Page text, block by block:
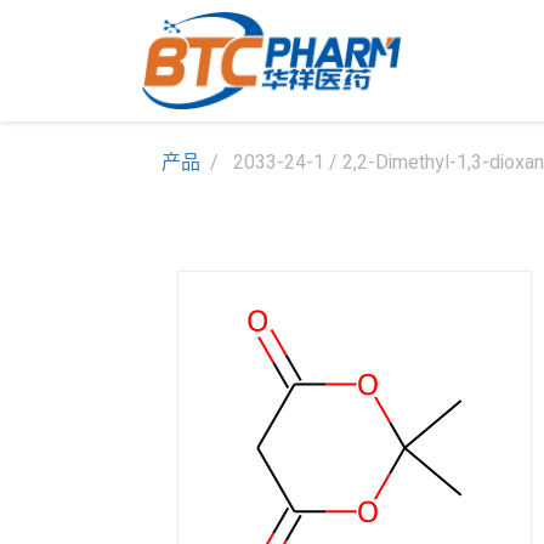
产品 2033-24-1 / 2,2-Dimethyl-1,3-